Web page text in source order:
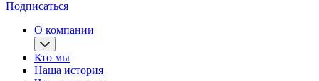
Подписаться
О компании
Кто мы
Наша история